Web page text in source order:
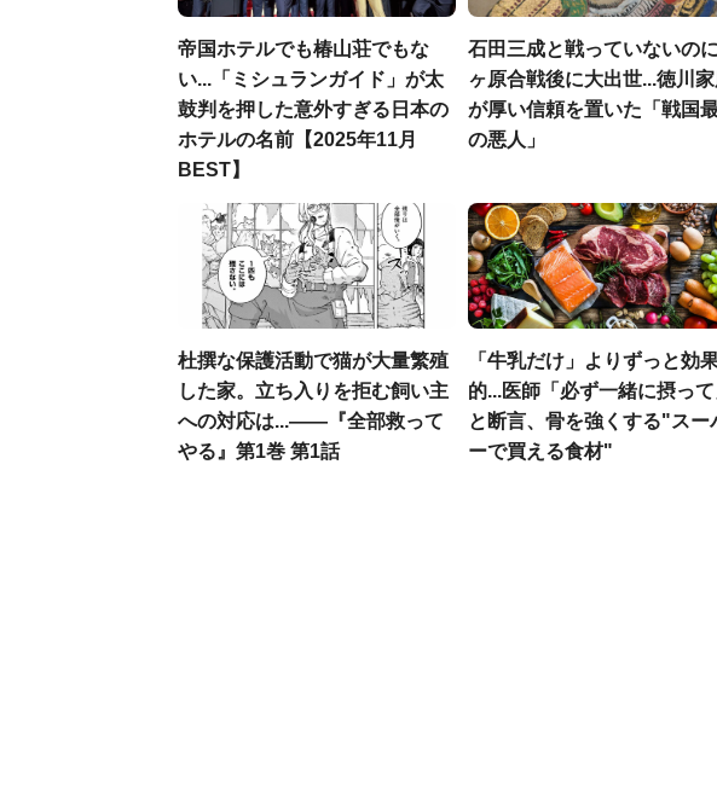
帝国ホテルでも椿山荘でもな
い...「ミシュランガイド」が太
鼓判を押した意外すぎる日本の
ホテルの名前【2025年11月
BEST】
石田三成と戦っていないの
ヶ原合戦後に大出世...徳川
が厚い信頼を置いた「戦国
の悪人」
杜撰な保護活動で猫が大量繁殖
した家。立ち入りを拒む飼い主
への対応は...――『全部救って
やる』第1巻 第1話
「牛乳だけ」よりずっと効
的...医師「必ず一緒に摂って
と断言、骨を強くする"スー
ーで買える食材"